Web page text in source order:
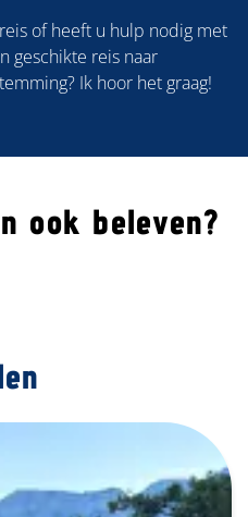
of heeft u hulp nodig met
geschikte reis naar
Ik hoor het graag!
ook beleven?